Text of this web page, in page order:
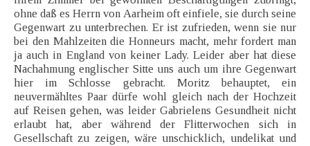
ohne daß es Herrn von Aarheim oft einfiele, sie durch seine
Gegenwart zu unterbrechen. Er ist zufrieden, wenn sie nur
bei den Mahlzeiten die Honneurs macht, mehr fordert man
ja auch in England von keiner Lady. Leider aber hat diese
Nachahmung englischer Sitte uns auch um ihre Gegenwart
hier im Schlosse gebracht. Moritz behauptet, ein
neuvermähltes Paar dürfe wohl gleich nach der Hochzeit
auf Reisen gehen, was leider Gabrielens Gesundheit nicht
erlaubt hat, aber während der Flitterwochen sich in
Gesellschaft zu zeigen, wäre unschicklich, undelikat und